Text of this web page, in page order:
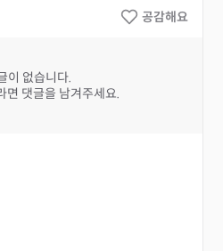
공감해요
이 없습니다.
면 댓글을 남겨주세요.